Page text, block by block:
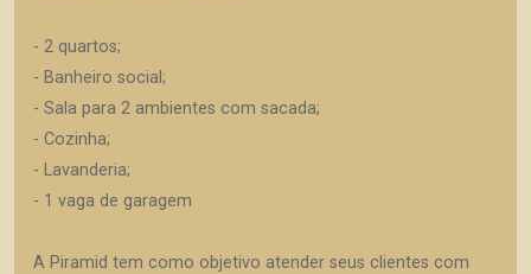
- 2 quartos;
- Banheiro social;
- Sala para 2 ambientes com sacada;
- Cozinha;
- Lavanderia;
- 1 vaga de garagem
A Piramid tem como objetivo atender seus clientes com